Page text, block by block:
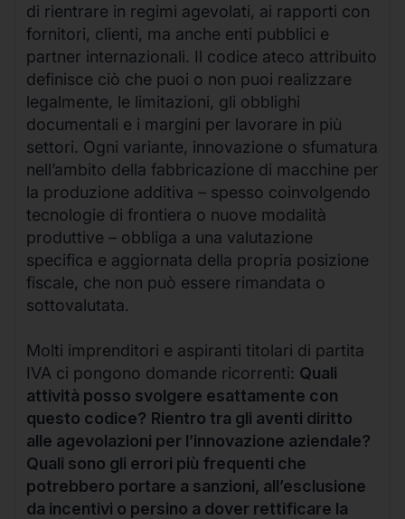
di rientrare in regimi agevolati, ai rapporti con
fornitori, clienti, ma anche enti pubblici e
partner internazionali. Il codice ateco attribuito
definisce ciò che puoi o non puoi realizzare
legalmente, le limitazioni, gli obblighi
documentali e i margini per lavorare in più
settori. Ogni variante, innovazione o sfumatura
nell’ambito della fabbricazione di macchine per
la produzione additiva – spesso coinvolgendo
tecnologie di frontiera o nuove modalità
produttive – obbliga a una valutazione
specifica e aggiornata della propria posizione
fiscale, che non può essere rimandata o
sottovalutata.
Molti imprenditori e aspiranti titolari di partita
IVA ci pongono domande ricorrenti: Quali
attività posso svolgere esattamente con
questo codice? Rientro tra gli aventi diritto
alle agevolazioni per l’innovazione aziendale?
Quali sono gli errori più frequenti che
potrebbero portare a sanzioni, all’esclusione
da incentivi o persino a dover rettificare la